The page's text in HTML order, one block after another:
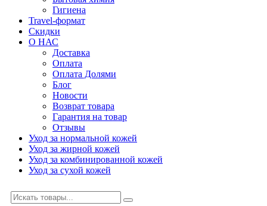
Гигиена
Travel-формат
Скидки
О НАС
Доставка
Оплата
Оплата Долями
Блог
Новости
Возврат товара
Гарантия на товар
Отзывы
Уход за нормальной кожей
Уход за жирной кожей
Уход за комбинированной кожей
Уход за сухой кожей